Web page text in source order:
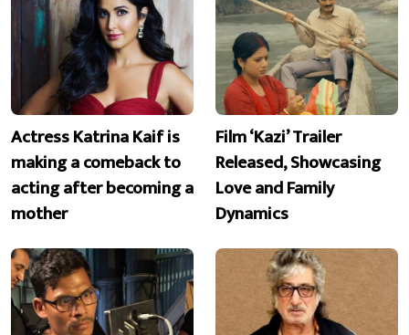
Actress Katrina Kaif is
making a comeback to
acting after becoming a
mother
Film ‘Kazi’ Trailer
Released, Showcasing
Love and Family
Dynamics